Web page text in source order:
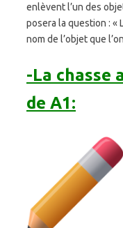
enlèvent l’un des
posera la question : «
nom de l’objet que
-La chasse
de A1: